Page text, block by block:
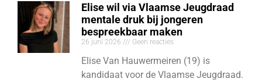
Elise wil via Vlaamse Jeugdraad
mentale druk bij jongeren
bespreekbaar maken
26 juni 2026 Geen reacties
Elise Van Hauwermeiren (19) is
kandidaat voor de Vlaamse Jeugdraad.